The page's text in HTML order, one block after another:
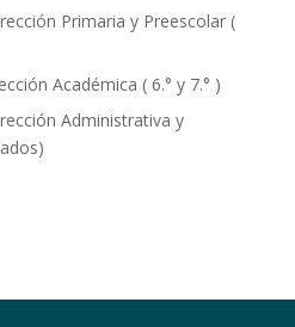
Primaria y Preescolar (
Académica ( 6.° y 7.° )
Administrativa y